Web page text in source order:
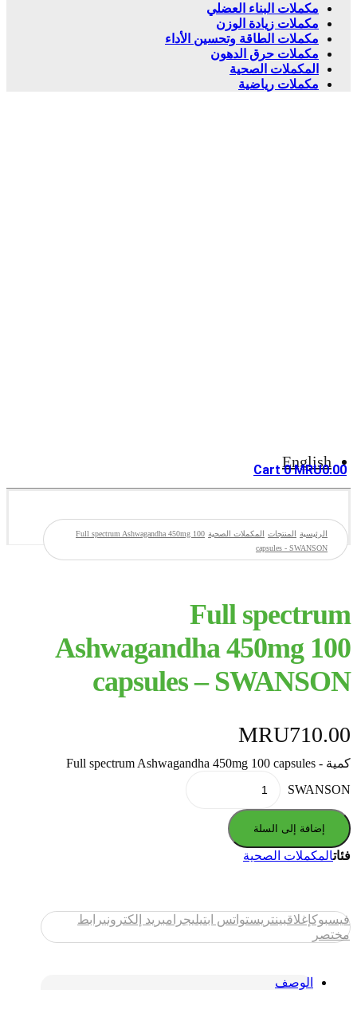
مكملات البناء العضلي
مكملات زيادة الوزن
مكملات الطاقة وتحسين الأداء
مكملات حرق الدهون
المكملات الصحية
مكملات رياضية
English
MRU0.00
0
Cart
الرئيسية المنتجات المكملات الصحية Full spectrum Ashwagandha 450mg 100
capsules - SWANSON
Full spectrum
Ashwagandha 450mg 100
capsules – SWANSON
MRU710.00
كمية Full spectrum Ashwagandha 450mg 100 capsules -
SWANSON
إضافة إلى السلة
فئاتالمكملات الصحية
فيسبوكإغلاقبينتريستواتس ابتيليجرامبريد إلكترونيرابط
مختصر
الوصف